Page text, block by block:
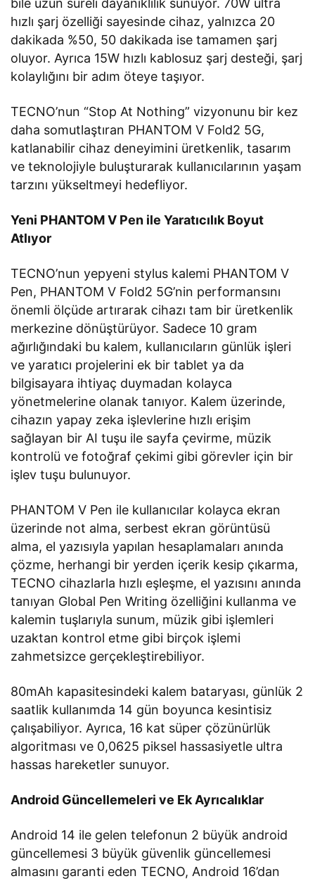
hızlı şarj özelliği sayesinde cihaz, yalnızca 20
dakikada %50, 50 dakikada ise tamamen şarj
oluyor. Ayrıca 15W hızlı kablosuz şarj desteği, şarj
kolaylığını bir adım öteye taşıyor.
TECNO’nun “Stop At Nothing” vizyonunu bir kez
daha somutlaştıran PHANTOM V Fold2 5G,
katlanabilir cihaz deneyimini üretkenlik, tasarım
ve teknolojiyle buluşturarak kullanıcılarının yaşam
tarzını yükseltmeyi hedefliyor.
Yeni PHANTOM V Pen ile Yaratıcılık Boyut
Atlıyor
TECNO’nun yepyeni stylus kalemi PHANTOM V
Pen, PHANTOM V Fold2 5G’nin performansını
önemli ölçüde artırarak cihazı tam bir üretkenlik
merkezine dönüştürüyor. Sadece 10 gram
ağırlığındaki bu kalem, kullanıcıların günlük işleri
ve yaratıcı projelerini ek bir tablet ya da
bilgisayara ihtiyaç duymadan kolayca
yönetmelerine olanak tanıyor. Kalem üzerinde,
cihazın yapay zeka işlevlerine hızlı erişim
sağlayan bir AI tuşu ile sayfa çevirme, müzik
kontrolü ve fotoğraf çekimi gibi görevler için bir
işlev tuşu bulunuyor.
PHANTOM V Pen ile kullanıcılar kolayca ekran
üzerinde not alma, serbest ekran görüntüsü
alma, el yazısıyla yapılan hesaplamaları anında
çözme, herhangi bir yerden içerik kesip çıkarma,
TECNO cihazlarla hızlı eşleşme, el yazısını anında
tanıyan Global Pen Writing özelliğini kullanma ve
kalemin tuşlarıyla sunum, müzik gibi işlemleri
uzaktan kontrol etme gibi birçok işlemi
zahmetsizce gerçekleştirebiliyor.
80mAh kapasitesindeki kalem bataryası, günlük 2
saatlik kullanımda 14 gün boyunca kesintisiz
çalışabiliyor. Ayrıca, 16 kat süper çözünürlük
algoritması ve 0,0625 piksel hassasiyetle ultra
hassas hareketler sunuyor.
Android Güncellemeleri ve Ek Ayrıcalıklar
Android 14 ile gelen telefonun 2 büyük android
güncellemesi 3 büyük güvenlik güncellemesi
almasını garanti eden TECNO, Android 16’dan